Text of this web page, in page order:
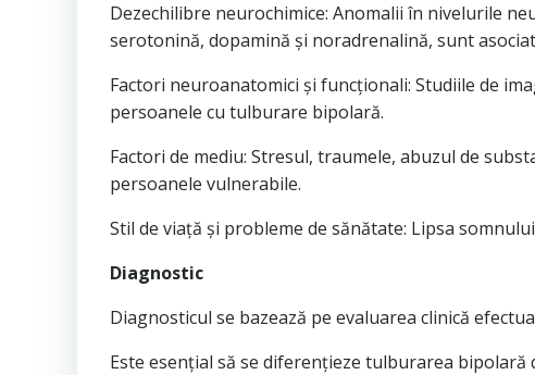
Dezechilibre neurochimice: Anomalii în nivelurile
serotonină, dopamină și noradrenalină, sunt
Factori neuroanatomici și funcționali: Studiile de
persoanele cu tulburare bipolară.
Factori de mediu: Stresul, traumele, abuzul de
persoanele vulnerabile.
Stil de viață și probleme de sănătate: Lipsa
Diagnostic
Diagnosticul se bazează pe evaluarea clinică
Este esențial să se diferențieze tulburarea